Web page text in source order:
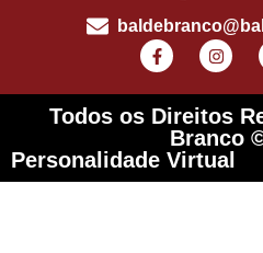
Todos os Direitos
Branco
Personalidade Virtual